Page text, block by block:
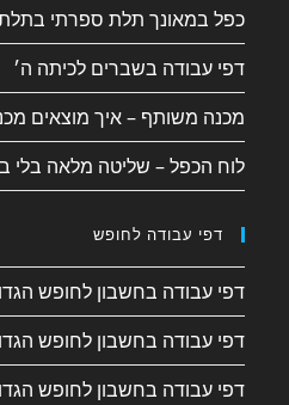
כפל במאונך תלת ספרתי
דפי עבודה בשברים לכיתה ה׳
מכנה משותף – איך מוצאים
לוח הכפל – שליטה מלאה בלי
דפי עבודה לחופש
דפי עבודה בחשבון לחופש
דפי עבודה בחשבון לחופש
דפי עבודה בחשבון לחופש